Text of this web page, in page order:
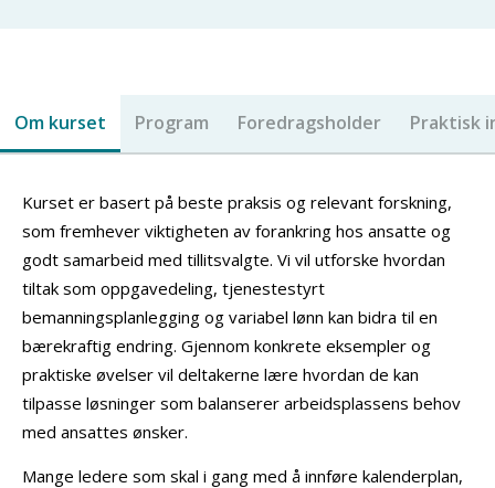
Om kurset Program Foredragsholder Praktisk
Kurset er basert på beste praksis og relevant forskning,
som fremhever viktigheten av forankring hos ansatte og
godt samarbeid med tillitsvalgte. Vi vil utforske hvordan
tiltak som oppgavedeling, tjenestestyrt
bemanningsplanlegging og variabel lønn kan bidra til en
bærekraftig endring. Gjennom konkrete eksempler og
praktiske øvelser vil deltakerne lære hvordan de kan
tilpasse løsninger som balanserer arbeidsplassens behov
med ansattes ønsker.
Mange ledere som skal i gang med å innføre kalenderplan,